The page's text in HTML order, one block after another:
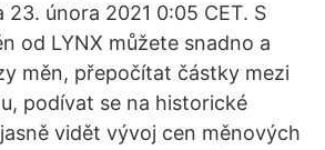
února 2021 0:05 CET. S
od LYNX můžete snadno a
měn, přepočítat částky mezi
podívat se na historické
vidět vývoj cen měnových